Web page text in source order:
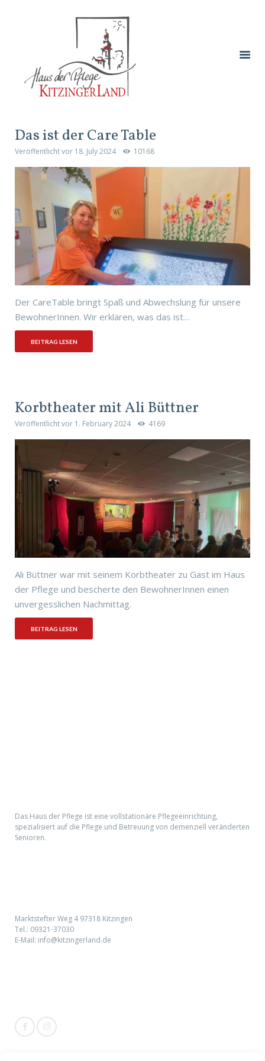
Das ist der Care Table
Veröffentlicht vor 18. July 2024 10168
Der CareTable bringt Spaß und Abwechslung für unsere
BewohnerInnen. Wir erklären, was das ist…
BEITRAG LESEN
Korbtheater mit Ali Büttner
Veröffentlicht vor 1. February 2024 4169
Ali Büttner war mit seinem Korbtheater zu Gast im Haus
der Pflege und bescherte den BewohnerInnen einen
unvergesslichen Nachmittag.
BEITRAG LESEN
Das Haus der Pflege ist eine vollstationäre Pflegeeinrichtung,
spezialisiert auf die Pflege und Betreuung von demenziell veränderten
Senioren.
Marktstefter Weg 4 97318 Kitzingen
Tel.: 09321-37030
E-Mail: info@kitzingerland.de